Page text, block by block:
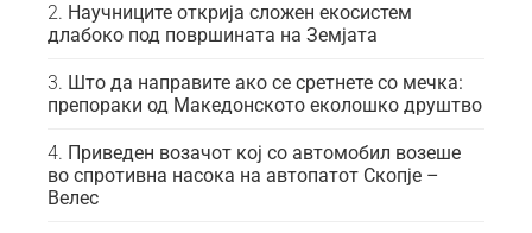
Научниците открија сложен екосистем
длабоко под површината на Земјата
Што да направите ако се сретнете со мечка:
препораки од Македонското еколошко друштво
Приведен возачот кој со автомобил возеше
во спротивна насока на автопатот Скопје –
Велес